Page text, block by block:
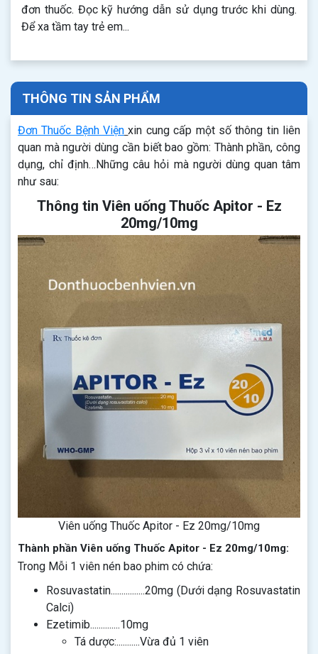
đơn thuốc. Đọc kỹ hướng dẫn sử dụng trước khi dùng.
Để xa tầm tay trẻ em...
THÔNG TIN SẢN PHẨM
Đơn Thuốc Bệnh Viện xin cung cấp một số thông tin liên
quan mà người dùng cần biết bao gồm: Thành phần, công
dụng, chỉ định…Những câu hỏi mà người dùng quan tâm
như sau:
Thông tin Viên uống Thuốc Apitor - Ez
20mg/10mg
Viên uống Thuốc Apitor - Ez 20mg/10mg
Thành phần Viên uống Thuốc Apitor - Ez 20mg/10mg:
Trong Mỗi 1 viên nén bao phim có chứa:
Rosuvastatin................20mg (Dưới dạng Rosuvastatin
Calci)
Ezetimib..............10mg
Tá dược:...........Vừa đủ 1 viên